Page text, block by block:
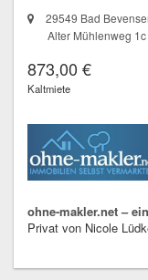
29549 Bad
Alter Mühlenweg 1c
873,00 €
Kaltmiete
ohne-makler.net –
Privat von Nicole